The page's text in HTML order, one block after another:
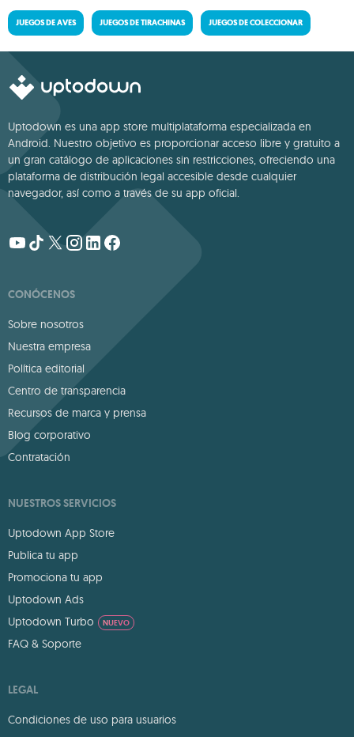
JUEGOS DE AVES JUEGOS DE TIRACHINAS JUEGOS DE COLECCIONAR
Uptodown es una app store multiplataforma especializada en
Android. Nuestro objetivo es proporcionar acceso libre y gratuito a
un gran catálogo de aplicaciones sin restricciones, ofreciendo una
plataforma de distribución legal accesible desde cualquier
navegador, así como a través de su app oficial.
CONÓCENOS
Sobre nosotros
Nuestra empresa
Política editorial
Centro de transparencia
Recursos de marca y prensa
Blog corporativo
Contratación
NUESTROS SERVICIOS
Uptodown App Store
Publica tu app
Promociona tu app
Uptodown Ads
Uptodown Turbo
NUEVO
FAQ & Soporte
LEGAL
Condiciones de uso para usuarios